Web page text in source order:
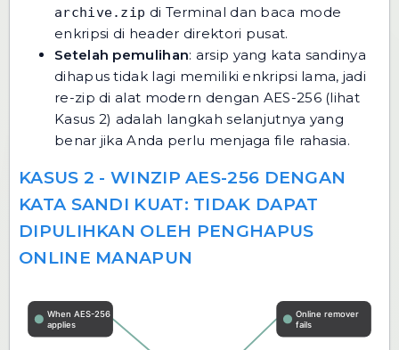
archive.zip di Terminal dan baca mode
enkripsi di header direktori pusat.
Setelah pemulihan: arsip yang kata sandinya
dihapus tidak lagi memiliki enkripsi lama, jadi
re-zip di alat modern dengan AES-256 (lihat
Kasus 2) adalah langkah selanjutnya yang
benar jika Anda perlu menjaga file rahasia.
KASUS 2 - WINZIP AES-256 DENGAN
KATA SANDI KUAT: TIDAK DAPAT
DIPULIHKAN OLEH PENGHAPUS
ONLINE MANAPUN